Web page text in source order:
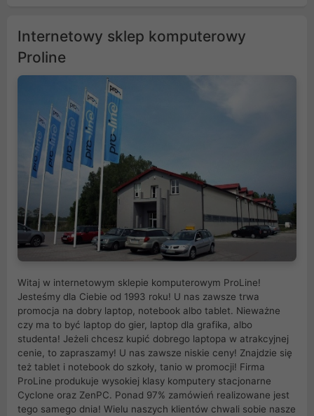
Internetowy sklep komputerowy
Proline
Witaj w internetowym sklepie komputerowym ProLine!
Jesteśmy dla Ciebie od 1993 roku! U nas zawsze trwa
promocja na dobry laptop, notebook albo tablet. Nieważne
czy ma to być laptop do gier, laptop dla grafika, albo
studenta! Jeżeli chcesz kupić dobrego laptopa w atrakcyjnej
cenie, to zapraszamy! U nas zawsze niskie ceny! Znajdzie się
też tablet i notebook do szkoły, tanio w promocji! Firma
ProLine produkuje wysokiej klasy komputery stacjonarne
Cyclone oraz ZenPC. Ponad 97% zamówień realizowane jest
tego samego dnia! Wielu naszych klientów chwali sobie nasze